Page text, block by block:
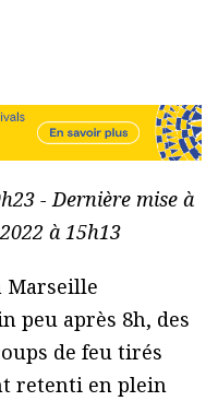
- Dernière mise à
à 15h13
Marseille
peu après 8h, des
de feu tirés
retenti en plein